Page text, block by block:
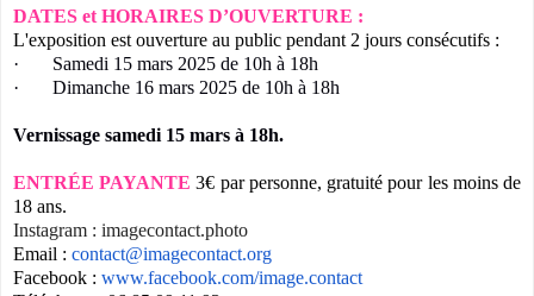
DATES et HORAIRES D’OUVERTURE :
L'exposition est ouverture au public pendant 2 jours consécutifs :
· Samedi 15 mars 2025 de 10h à 18h
· Dimanche 16 mars 2025 de 10h à 18h
Vernissage samedi 15 mars à 18h.
ENTRÉE PAYANTE 3€ par personne, gratuité pour les moins de
18 ans.
Instagram : imagecontact.photo
Email : contact@imagecontact.org
Facebook : www.facebook.com/image.contact